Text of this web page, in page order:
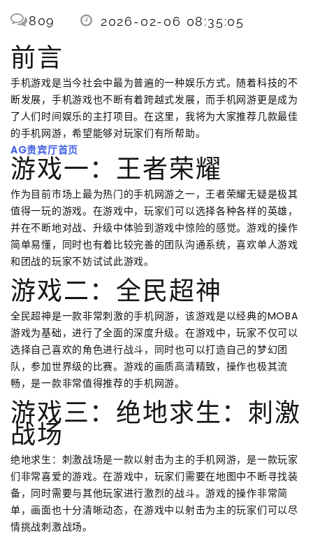
809 2026-02-06 08:35:05
前言
手机游戏是当今社会中最为普遍的一种娱乐方式。随着科技的不
断发展，手机游戏也不断有着跨越式发展，而手机网游更是成为
了人们时间娱乐的主打项目。在这里，我将为大家推荐几款最佳
的手机网游，希望能够对玩家们有所帮助。
AG贵宾厅首页
游戏一：王者荣耀
作为目前市场上最为热门的手机网游之一，王者荣耀无疑是极其
值得一玩的游戏。在游戏中，玩家们可以选择各种各样的英雄，
并在不断地对战、升级中体验到游戏中惊险的感觉。游戏的操作
简单易懂，同时也有着比较完善的团队沟通系统，喜欢单人游戏
和团战的玩家不妨试试此游戏。
游戏二：全民超神
全民超神是一款非常刺激的手机网游，该游戏是以经典的MOBA
游戏为基础，进行了全面的深度升级。在游戏中，玩家不仅可以
选择自己喜欢的角色进行战斗，同时也可以打造自己的梦幻团
队，参加世界级的比赛。游戏的画质高清精致，操作也极其流
畅，是一款非常值得推荐的手机网游。
游戏三：绝地求生：刺激
战场
绝地求生：刺激战场是一款以射击为主的手机网游，是一款玩家
们非常喜爱的游戏。在游戏中，玩家们需要在地图中不断寻找装
备，同时需要与其他玩家进行激烈的战斗。游戏的操作非常简
单，画面也十分清晰动态，在游戏中以射击为主的玩家们可以尽
情挑战刺激战场。